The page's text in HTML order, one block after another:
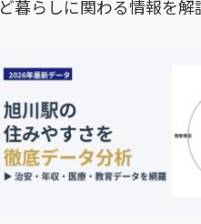
ど暮らしに関わる情報を解